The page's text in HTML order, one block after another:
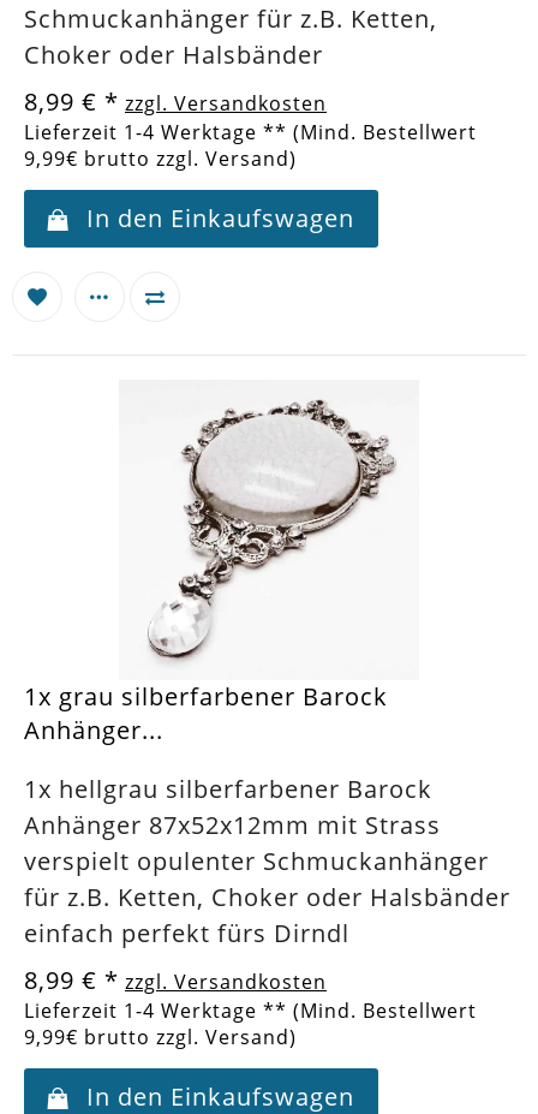
Schmuckanhänger für z.B. Ketten,
Choker oder Halsbänder
8,99 € * zzgl. Versandkosten
Lieferzeit 1-4 Werktage ** (Mind. Bestellwert
9,99€ brutto zzgl. Versand)
In den Einkaufswagen
1x grau silberfarbener Barock
Anhänger...
1x hellgrau silberfarbener Barock
Anhänger 87x52x12mm mit Strass
verspielt opulenter Schmuckanhänger
für z.B. Ketten, Choker oder Halsbänder
einfach perfekt fürs Dirndl
8,99 € * zzgl. Versandkosten
Lieferzeit 1-4 Werktage ** (Mind. Bestellwert
9,99€ brutto zzgl. Versand)
In den Einkaufswagen